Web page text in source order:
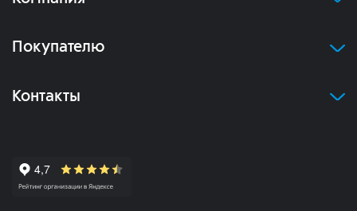
Покупателю
Контакты